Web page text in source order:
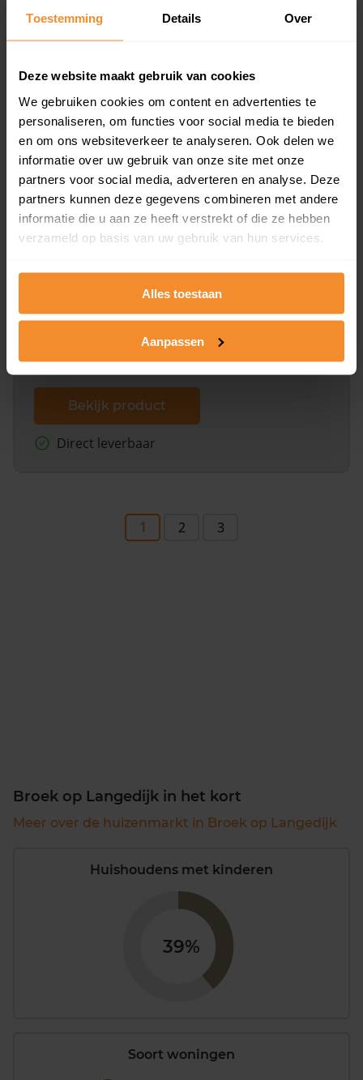
Toestemming Details Over
Deze website maakt gebruik van cookies
We gebruiken cookies om content en advertenties te
personaliseren, om functies voor social media te bieden
en om ons websiteverkeer te analyseren. Ook delen we
informatie over uw gebruik van onze site met onze
partners voor social media, adverteren en analyse. Deze
partners kunnen deze gegevens combineren met andere
informatie die u aan ze heeft verstrekt of die ze hebben
verzameld op basis van uw gebruik van hun services.
Alles toestaan
Aanpassen
en koopdatum) binnen een postcodegebied. Dit
inclusief een jaar lang gratis updates van nieuwe
koopsommen.
Bekijk product
Direct leverbaar
Kadastrale kaart pakket
Een uitgebreid overzicht van het perceel en
dit inclusief de luchtfoto!
Bekijk product
Direct leverbaar
1 2 3
Broek op Langedijk in het kort
Meer over de huizenmarkt in Broek op Langedijk
Huishoudens met kinderen
39%
Soort woningen